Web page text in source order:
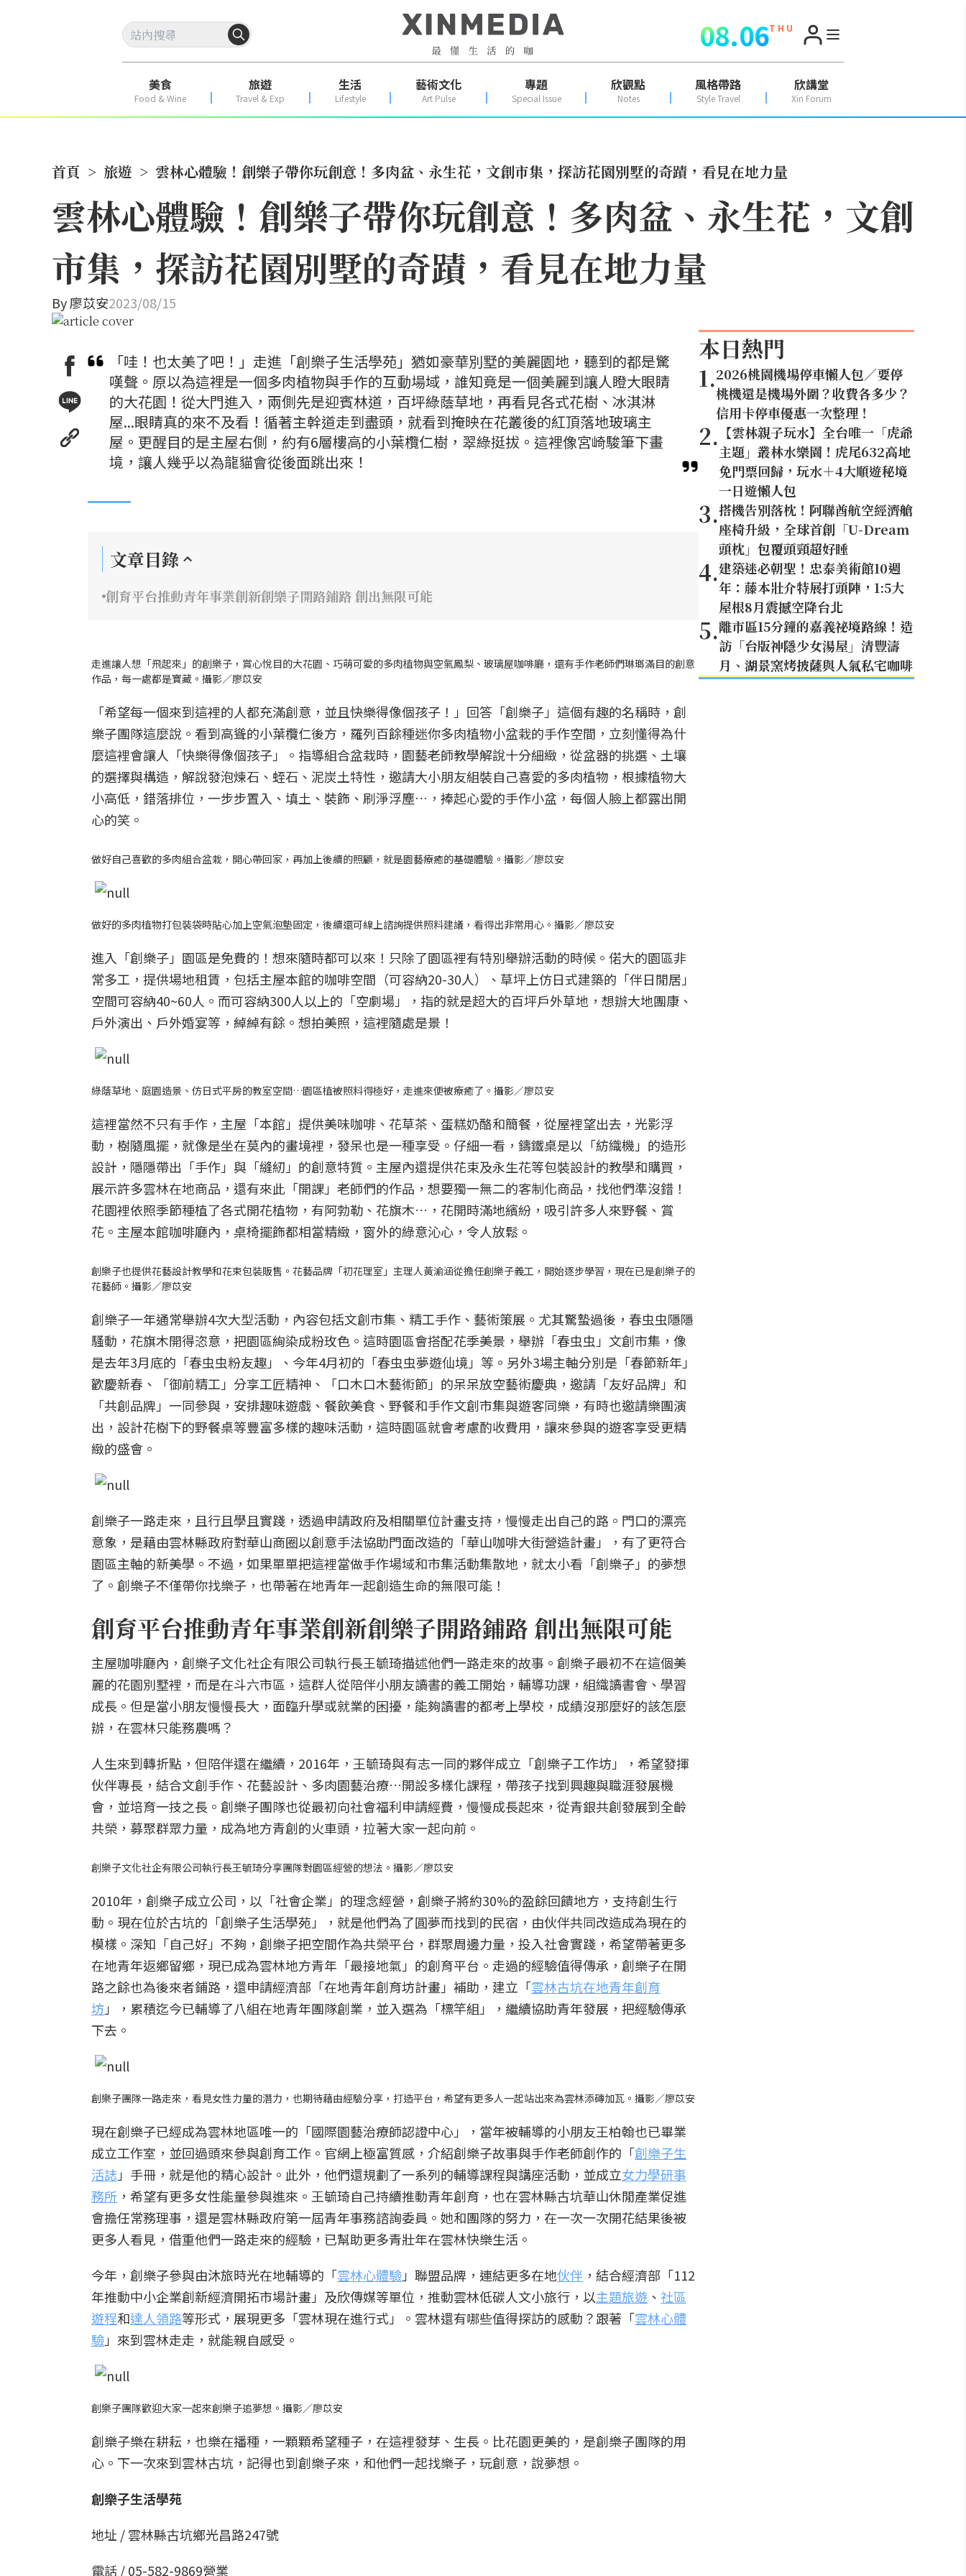
08.06T H U
美食
Food & Wine
旅遊
Travel & Exp
生活
Lifestyle
藝術文化
Art Pulse
專題
Special Issue
欣觀點
Notes
風格帶路
Style Travel
欣講堂
Xin Forum
首頁 > 旅遊 > 雲林心體驗！創樂子帶你玩創意！多肉盆、永生花，文創市集，探訪花園別墅的奇蹟，看見在地力量
雲林心體驗！創樂子帶你玩創意！多肉盆、永生花，文創
市集，探訪花園別墅的奇蹟，看見在地力量
By廖苡安2023/08/15
「哇！也太美了吧！」走進「創樂子生活學苑」猶如豪華別墅的美麗園地，聽到的都是驚
嘆聲。原以為這裡是一個多肉植物與手作的互動場域，誰知竟是一個美麗到讓人瞪大眼睛
的大花園！從大門進入，兩側先是迎賓林道，百坪綠蔭草地，再看見各式花樹、冰淇淋
屋...眼睛真的來不及看！循著主幹道走到盡頭，就看到掩映在花叢後的紅頂落地玻璃主
屋。更醒目的是主屋右側，約有6層樓高的小葉欖仁樹，翠綠挺拔。這裡像宮崎駿筆下畫
境，讓人幾乎以為龍貓會從後面跳出來！
文章目錄
創育平台推動青年事業創新創樂子開路鋪路 創出無限可能
走進讓人想「飛起來」的創樂子，賞心悅目的大花園、巧萌可愛的多肉植物與空氣鳳梨、玻璃屋咖啡廳，還有手作老師們琳瑯滿目的創意
作品，每一處都是寶藏。攝影／廖苡安
「希望每一個來到這裡的人都充滿創意，並且快樂得像個孩子！」回答「創樂子」這個有趣的名稱時，創
樂子團隊這麼說。看到高聳的小葉欖仁後方，羅列百餘種迷你多肉植物小盆栽的手作空間，立刻懂得為什
麼這裡會讓人「快樂得像個孩子」。指導組合盆栽時，園藝老師教學解說十分細緻，從盆器的挑選、土壤
的選擇與構造，解說發泡煉石、蛭石、泥炭土特性，邀請大小朋友組裝自己喜愛的多肉植物，根據植物大
小高低，錯落排位，一步步置入、填土、裝飾、刷淨浮塵…，捧起心愛的手作小盆，每個人臉上都露出開
心的笑。
做好自己喜歡的多肉組合盆栽，開心帶回家，再加上後續的照顧，就是園藝療癒的基礎體驗。攝影／廖苡安
做好的多肉植物打包裝袋時貼心加上空氣泡墊固定，後續還可線上諮詢提供照料建議，看得出非常用心。攝影／廖苡安
進入「創樂子」園區是免費的！想來隨時都可以來！只除了園區裡有特別舉辦活動的時候。偌大的園區非
常多工，提供場地租賃，包括主屋本館的咖啡空間（可容納20-30人）、草坪上仿日式建築的「伴日閒居」
空間可容納40~60人。而可容納300人以上的「空劇場」，指的就是超大的百坪戶外草地，想辦大地團康、
戶外演出、戶外婚宴等，綽綽有餘。想拍美照，這裡隨處是景！
綠蔭草地、庭園造景、仿日式平房的教室空間…園區植被照料得極好，走進來便被療癒了。攝影／廖苡安
這裡當然不只有手作，主屋「本館」提供美味咖啡、花草茶、蛋糕奶酪和簡餐，從屋裡望出去，光影浮
動，樹隨風擺，就像是坐在莫內的畫境裡，發呆也是一種享受。仔細一看，鑄鐵桌是以「紡織機」的造形
設計，隱隱帶出「手作」與「縫紉」的創意特質。主屋內還提供花束及永生花等包裝設計的教學和購買，
展示許多雲林在地商品，還有來此「開課」老師們的作品，想要獨一無二的客制化商品，找他們準沒錯！
花園裡依照季節種植了各式開花植物，有阿勃勒、花旗木…，花開時滿地繽紛，吸引許多人來野餐、賞
花。主屋本館咖啡廳內，桌椅擺飾都相當精緻，窗外的綠意沁心，令人放鬆。
創樂子也提供花藝設計教學和花束包裝販售。花藝品牌「初花理室」主理人黃渝涵從擔任創樂子義工，開始逐步學習，現在已是創樂子的
花藝師。攝影／廖苡安
創樂子一年通常舉辦4次大型活動，內容包括文創市集、精工手作、藝術策展。尤其驚蟄過後，春虫虫隱隱
騷動，花旗木開得恣意，把園區絢染成粉玫色。這時園區會搭配花季美景，舉辦「春虫虫」文創市集，像
是去年3月底的「春虫虫粉友趣」、今年4月初的「春虫虫夢遊仙境」等。另外3場主軸分別是「春節新年」
歡慶新春、「御前精工」分享工匠精神、「口木口木藝術節」的呆呆放空藝術慶典， 邀請「友好品牌」和
「共創品牌」一同參與，安排趣味遊戲、餐飲美食、野餐和手作文創市集與遊客同樂，有時也邀請樂團演
出，設計花樹下的野餐桌等豐富多樣的趣味活動，這時園區就會考慮酌收費用，讓來參與的遊客享受更精
緻的盛會。
創樂子一路走來，且行且學且實踐，透過申請政府及相關單位計畫支持，慢慢走出自己的路。門口的漂亮
意象，是藉由雲林縣政府對華山商圈以創意手法協助門面改造的「華山咖啡大街營造計畫」，有了更符合
園區主軸的新美學。不過，如果單單把這裡當做手作場域和市集活動集散地，就太小看「創樂子」的夢想
了。創樂子不僅帶你找樂子，也帶著在地青年一起創造生命的無限可能！
創育平台推動青年事業創新創樂子開路鋪路 創出無限可能
主屋咖啡廳內， 創樂子文化社企有限公司執行長王毓琦描述他們一路走來的故事。創樂子最初不在這個美
麗的花園別墅裡，而是在斗六市區，這群人從陪伴小朋友讀書的義工開始，輔導功課，組織讀書會、學習
成長。但是當小朋友慢慢長大，面臨升學或就業的困擾，能夠讀書的都考上學校，成績沒那麼好的該怎麼
辦，在雲林只能務農嗎？
人生來到轉折點，但陪伴還在繼續，2016年，王毓琦與有志一同的夥伴成立「創樂子工作坊」，希望發揮
伙伴專長，結合文創手作、花藝設計、多肉園藝治療…開設多樣化課程，帶孩子找到興趣與職涯發展機
會，並培育一技之長。創樂子團隊也從最初向社會福利申請經費，慢慢成長起來，從青銀共創發展到全齡
共榮，募聚群眾力量，成為地方青創的火車頭，拉著大家一起向前。
創樂子文化社企有限公司執行長王毓琦分享團隊對園區經營的想法。攝影／廖苡安
2010年，創樂子成立公司，以「社會企業」的理念經營，創樂子將約30%的盈餘回饋地方，支持創生行
動。現在位於古坑的「創樂子生活學苑」，就是他們為了圓夢而找到的民宿，由伙伴共同改造成為現在的
模樣。深知「自己好」不夠，創樂子把空間作為共榮平台，群聚周邊力量，投入社會實踐，希望帶著更多
在地青年返鄉留鄉，現已成為雲林地方青年「最接地氣」的創育平台。走過的經驗值得傳承，創樂子在開
路之餘也為後來者鋪路，還申請經濟部「在地青年創育坊計畫」補助，建立「雲林古坑在地青年創育
坊 」，累積迄今已輔導了八組在地青年團隊創業，並入選為「標竿組」，繼續協助青年發展，把經驗傳承
下去。
創樂子團隊一路走來，看見女性力量的潛力，也期待藉由經驗分享，打造平台，希望有更多人一起站出來為雲林添磚加瓦。攝影／廖苡安
現在創樂子已經成為雲林地區唯一的「國際園藝治療師認證中心」，當年被輔導的小朋友王柏翰也已畢業
成立工作室，並回過頭來參與創育工作。官網上極富質感，介紹創樂子故事與手作老師創作的「創樂子生
活誌 」手冊，就是他的精心設計。 此外，他們還規劃了一系列的輔導課程與講座活動，並成立女力學研事
務所 ，希望有更多女性能量參與進來。 王毓琦自己持續推動青年創育，也在雲林縣古坑華山休閒產業促進
會擔任常務理事，還是雲林縣政府第一屆青年事務諮詢委員。她和團隊的努力，在一次一次開花結果後被
更多人看見，借重他們一路走來的經驗，已幫助更多青壯年在雲林快樂生活。
今年，創樂子參與由沐旅時光在地輔導的「雲林心體驗」聯盟品牌，連結更多在地伙伴 ，結合經濟部「112
年推動中小企業創新經濟開拓市場計畫」及欣傳媒等單位，推動雲林低碳人文小旅行，以主題旅遊 、 社區
遊程和達人領路等形式，展現更多「雲林現在進行式」。雲林還有哪些值得探訪的感動？跟著「雲林心體
驗」來到雲林走走，就能親自感受。
創樂子團隊歡迎大家一起來創樂子追夢想。攝影／廖苡安
創樂子樂在耕耘，也樂在播種，一顆顆希望種子，在這裡發芽、生長。比花園更美的，是創樂子團隊的用
心。下一次來到雲林古坑，記得也到創樂子來，和他們一起找樂子，玩創意，說夢想。
創樂子生活學苑
地址 / 雲林縣古坑鄉光昌路247號
電話 / 05-582-9869營業
本日熱門
1.2026桃園機場停車懶人包／要停
桃機還是機場外圍？收費各多少？
信用卡停車優惠一次整理！
2. 【雲林親子玩水】全台唯一「虎爺
主題」叢林水樂園！虎尾632高地
免門票回歸，玩水＋4大順遊秘境
一日遊懶人包
3.搭機告別落枕！阿聯酋航空經濟艙
座椅升級，全球首創「U-Dream
頭枕」包覆頭頸超好睡
4.建築迷必朝聖！忠泰美術館10週
年：藤本壯介特展打頭陣，1:5大
屋根8月震撼空降台北
5.離市區15分鐘的嘉義祕境路線！造
訪「台版神隱少女湯屋」清豐濤
月、湖景窯烤披薩與人氣私宅咖啡